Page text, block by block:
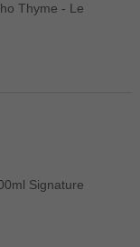
Thyme - Le
Signature